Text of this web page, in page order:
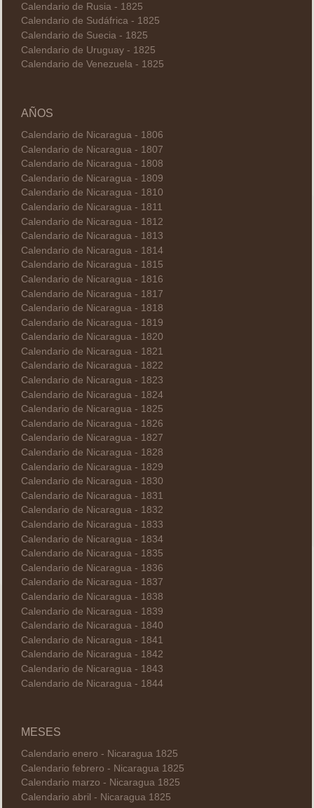
Calendario de Rusia - 1825
Calendario de Sudáfrica - 1825
Calendario de Suecia - 1825
Calendario de Uruguay - 1825
Calendario de Venezuela - 1825
AÑOS
Calendario de Nicaragua - 1806
Calendario de Nicaragua - 1807
Calendario de Nicaragua - 1808
Calendario de Nicaragua - 1809
Calendario de Nicaragua - 1810
Calendario de Nicaragua - 1811
Calendario de Nicaragua - 1812
Calendario de Nicaragua - 1813
Calendario de Nicaragua - 1814
Calendario de Nicaragua - 1815
Calendario de Nicaragua - 1816
Calendario de Nicaragua - 1817
Calendario de Nicaragua - 1818
Calendario de Nicaragua - 1819
Calendario de Nicaragua - 1820
Calendario de Nicaragua - 1821
Calendario de Nicaragua - 1822
Calendario de Nicaragua - 1823
Calendario de Nicaragua - 1824
Calendario de Nicaragua - 1825
Calendario de Nicaragua - 1826
Calendario de Nicaragua - 1827
Calendario de Nicaragua - 1828
Calendario de Nicaragua - 1829
Calendario de Nicaragua - 1830
Calendario de Nicaragua - 1831
Calendario de Nicaragua - 1832
Calendario de Nicaragua - 1833
Calendario de Nicaragua - 1834
Calendario de Nicaragua - 1835
Calendario de Nicaragua - 1836
Calendario de Nicaragua - 1837
Calendario de Nicaragua - 1838
Calendario de Nicaragua - 1839
Calendario de Nicaragua - 1840
Calendario de Nicaragua - 1841
Calendario de Nicaragua - 1842
Calendario de Nicaragua - 1843
Calendario de Nicaragua - 1844
MESES
Calendario enero - Nicaragua 1825
Calendario febrero - Nicaragua 1825
Calendario marzo - Nicaragua 1825
Calendario abril - Nicaragua 1825